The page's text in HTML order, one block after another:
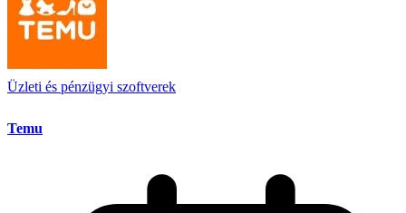
Üzleti és pénzügyi szoftverek
Temu